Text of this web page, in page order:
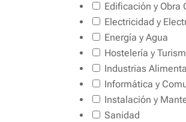
Edificación y Obra
Electricidad y
Energía y Agua
Hostelería y
Industrias
Informática y
Instalación y
Sanidad